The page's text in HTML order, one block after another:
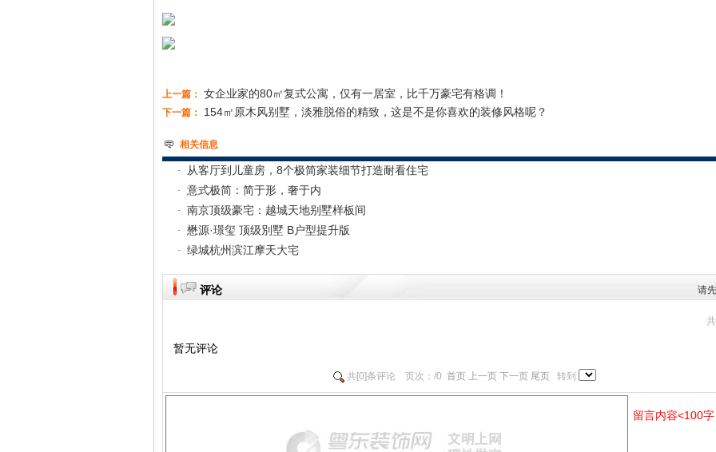
上一篇： 女企业家的80㎡复式公寓，仅有一居室，比千万豪宅有格调！
下一篇： 154㎡原木风别墅，淡雅脱俗的精致，这是不是你喜欢的装修风格呢？
相关信息
从客厅到儿童房，8个极简家装细节打造耐看住宅
意式极简：简于形，奢于内
南京顶级豪宅：越城天地别墅样板间
懋源·璟玺 顶级別墅 B户型提升版
绿城杭州滨江摩天大宅
评论 请
共
暂无评论
共[0]条评论 页次：/0 首页 上一页 下一页 尾页转到
留言内容<100字